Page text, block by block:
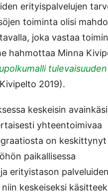
erityispalvelujen
toiminta olisi
joka vastaa
hahmottaa Minna
2019).
keskeisin
yhteentoimivaa
on
paikallisessa
erityistason palveluiden
keskeiseksi